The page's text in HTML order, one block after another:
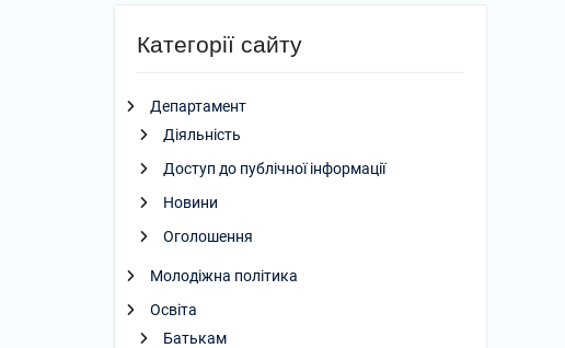
Категорії сайту
Департамент
Діяльність
Доступ до публічної інформації
Новини
Оголошення
Молодіжна політика
Освіта
Батькам